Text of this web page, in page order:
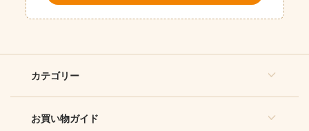
カテゴリー
お買い物ガイド